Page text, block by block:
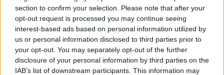
section to confirm your selection. Please note that after your
opt-out request is processed you may continue seeing
interest-based ads based on personal information utilized by
us or personal information disclosed to third parties prior to
your opt-out. You may separately opt-out of the further
disclosure of your personal information by third parties on the
IAB’s list of downstream participants. This information may
PREVIOUS ARTICLE
Τα ισχυρότερα διαβατήρια του
κόσμου για το 2025 - Στην
κορυφαία πεντάδα το ελληνικό
NEXT ARTICLE
Aυτό είναι το νόμισμα –
ασφαλές καταφύγιο που
κοντράρει» γιεν και ελβετικό
φράγκο